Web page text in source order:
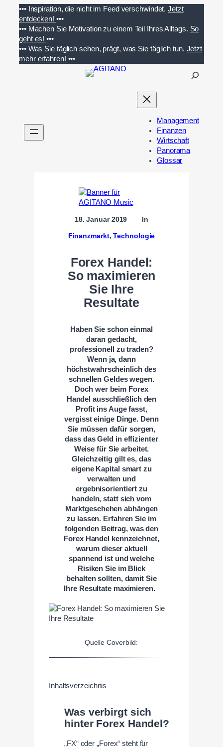
Inhalt
springen
••• Inspiration, die nicht im Feed verschwindet. Jetzt
entdecken! •••
••• Machen Sie Motivation zu einem Teil Ihres Alltags. So
geht es!•••
••• Was Sie täglich sehen, prägt, was Sie täglich tun. Jetzt
mehr erfahren! •••
n
Management
Finanzen
Wirtschaft
Panorama
Glossar
18. Januar 2019 In
Finanzmarkt, Technologie
Forex Handel:
So maximieren
Sie Ihre
Resultate
Haben Sie schon einmal
daran gedacht,
professionell zu traden?
Wenn ja, dann
höchstwahrscheinlich des
schnellen Geldes wegen.
Doch wer beim Forex
Handel ausschließlich den
Profit ins Auge fasst,
vergisst einige Dinge. Denn
Sie müssen dafür sorgen,
dass das Geld in effizienter
Weise für Sie arbeitet.
Gleichzeitig gilt es, das
eigene Kapital smart zu
verwalten und
ergebnisorientiert zu
handeln, statt sich vom
Marktgeschehen abhängen
zu lassen. Erfahren Sie im
folgenden Beitrag, was den
Forex Handel kennzeichnet,
warum dieser aktuell
spannend ist und welche
Risiken Sie im Blick
behalten sollten, damit Sie
Ihre Resultate maximieren.
Quelle Coverbild:
Inhaltsverzeichnis
Was verbirgt sich
hinter Forex Handel?
„FX“ oder „Forex“ steht für